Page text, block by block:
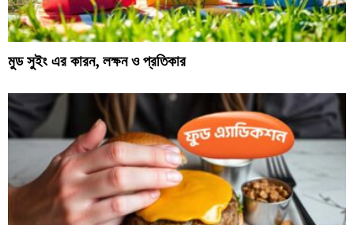
মুড সুইং এর কারন, লক্ষন ও প্রতিকার